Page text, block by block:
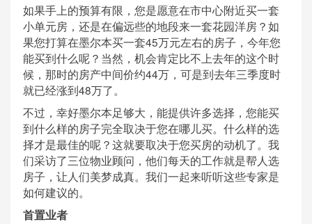
如果手上的预算有限，您是愿意在市中心附近买一套
小单元房，还是在偏远些的地段来一套花园洋房？如
果您打算在墨尔本买一套45万元左右的房子，今年您
能买到什么呢？当然，机会肯定比不上去年的这个时
候，那时的房产中间价约44万，可是到去年三季度时
就已经涨到48万了。
不过，幸好墨尔本足够大，能提供许多选择，您能买
到什么样的房子完全取决于您在哪儿买。什么样的选
择才是最佳的呢？这就要取决于您买房的动机了。我
们采访了三位物业顾问，他们每天的工作就是帮人选
房子，让人们美梦成真。我们一起来听听这些专家是
如何建议的。
首置业者